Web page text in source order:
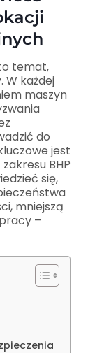
temat,
W każdej
maszyn
do
jest
BHP
się,
mniejszą
–